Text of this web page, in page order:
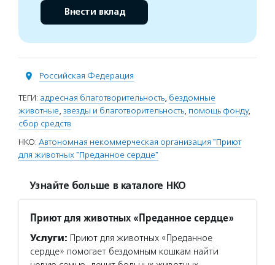
Внести вклад
Российская Федерация
ТЕГИ: адресная благотворительность, бездомные
животные, звезды и благотворительность, помощь фонду,
сбор средств
НКО: Автономная некоммерческая организация "Приют
для животных "Преданное сердце"
Узнайте больше в каталоге НКО
Приют для животных «Преданное сердце»
Услуги: Приют для животных «Преданное
сердце» помогает бездомным кошкам найти